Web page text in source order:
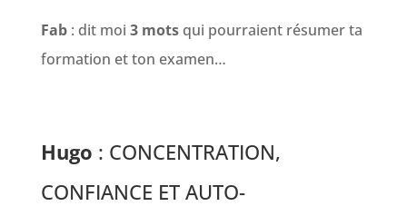
Fab: dit moi 3 motsqui pourraient résumer ta
formation et ton examen…
Hugo : CONCENTRATION,
CONFIANCE ET AUTO-